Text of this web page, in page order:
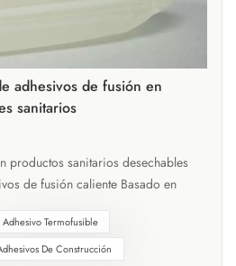
adhesivos de fusión en
sanitarios
productos sanitarios desechables
de fusión caliente Basado en
adherente y puede lograr una
de luz después del enfriamiento
Adhesivo Termofusible
De Construcción